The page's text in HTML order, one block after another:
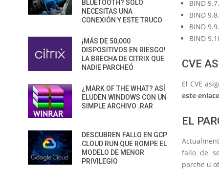
BIND
BIND
BIND
BIND
CVE
El CVE
este enlace
EL
fallo de
parche u
BLUETOOTH? SOLO
NECESITAS UNA
CONEXIÓN Y ESTE TRUCO
¡MÁS DE 50,000
DISPOSITIVOS EN RIESGO!
LA BRECHA DE CITRIX QUE
NADIE PARCHEÓ
¿MARK OF THE WHAT? ASÍ
ELUDEN WINDOWS CON UN
SIMPLE ARCHIVO .RAR
DESCUBREN FALLO EN GCP
CLOUD RUN QUE ROMPE EL
MODELO DE MENOR
PRIVILEGIO